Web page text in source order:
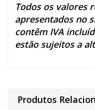
Todos os valores
apresentados no
contêm IVA
estão sujeitos a
Produtos